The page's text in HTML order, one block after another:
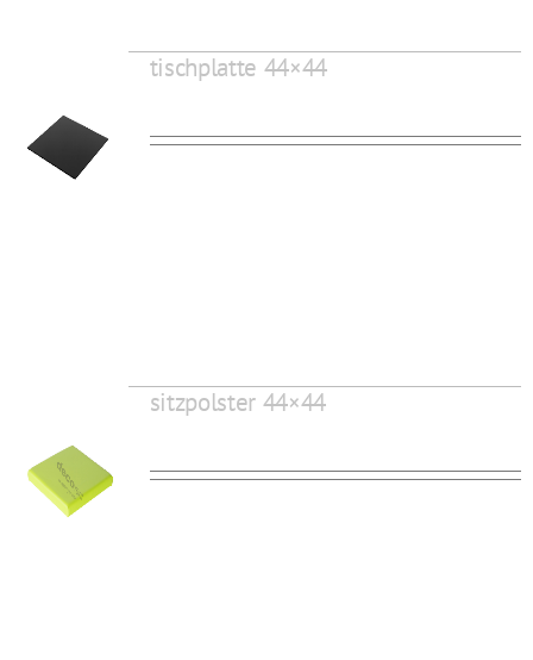
tischplatte 44×44
sitzpolster 44×44